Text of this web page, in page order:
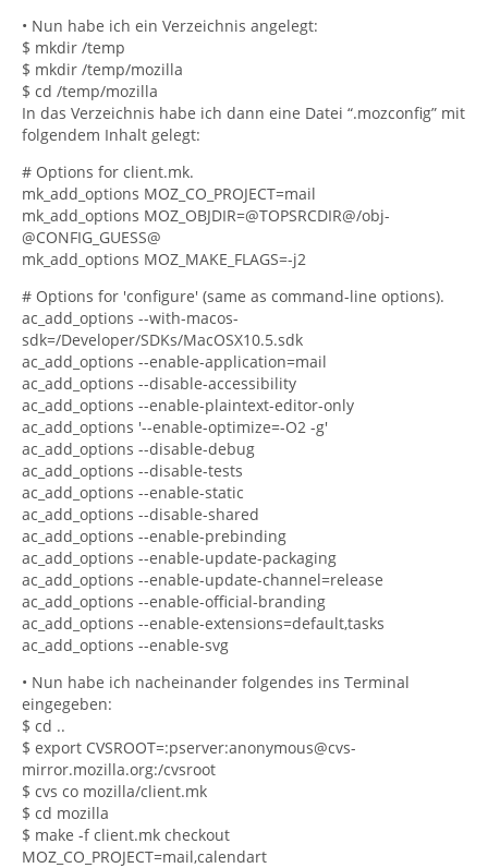
• Nun habe ich ein Verzeichnis angelegt:
$ mkdir /temp
$ mkdir /temp/mozilla
$ cd /temp/mozilla
In das Verzeichnis habe ich dann eine Datei “.mozconfig” mit
folgendem Inhalt gelegt:
# Options for client.mk.
mk_add_options MOZ_CO_PROJECT=mail
mk_add_options MOZ_OBJDIR=@TOPSRCDIR@/obj-
@CONFIG_GUESS@
mk_add_options MOZ_MAKE_FLAGS=-j2
# Options for 'configure' (same as command-line options).
ac_add_options --with-macos-
sdk=/Developer/SDKs/MacOSX10.5.sdk
ac_add_options --enable-application=mail
ac_add_options --disable-accessibility
ac_add_options --enable-plaintext-editor-only
ac_add_options '--enable-optimize=-O2 -g'
ac_add_options --disable-debug
ac_add_options --disable-tests
ac_add_options --enable-static
ac_add_options --disable-shared
ac_add_options --enable-prebinding
ac_add_options --enable-update-packaging
ac_add_options --enable-update-channel=release
ac_add_options --enable-official-branding
ac_add_options --enable-extensions=default,tasks
ac_add_options --enable-svg
• Nun habe ich nacheinander folgendes ins Terminal
eingegeben:
$ cd ..
$ export CVSROOT=:pserver:anonymous@cvs-
mirror.mozilla.org:/cvsroot
$ cvs co mozilla/client.mk
$ cd mozilla
$ make -f client.mk checkout
MOZ_CO_PROJECT=mail,calendart